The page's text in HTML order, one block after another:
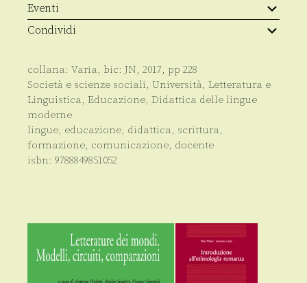
Eventi
Condividi
collana: Varia, bic: JN, 2017, pp 228
Società e scienze sociali, Università, Letteratura e
Linguistica, Educazione, Didattica delle lingue
moderne
lingue, educazione, didattica, scrittura,
formazione, comunicazione, docente
isbn: 9788849851052